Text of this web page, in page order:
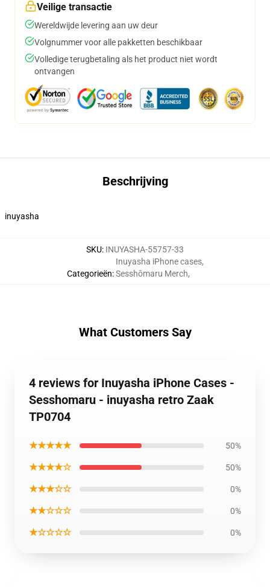
Veilige transactie
Wereldwijde levering aan uw deur
Volgnummer voor alle pakketten beschikbaar
Volledige terugbetaling als het product niet wordt
ontvangen
Beschrijving
inuyasha
SKU: INUYASHA-55757-33
Categorieën:
Inuyasha iPhone cases,
Sesshōmaru Merch,
What Customers Say
4 reviews for Inuyasha iPhone Cases -
Sesshomaru - inuyasha retro Zaak
TP0704
★★★★★ 50%
★★★★☆ 50%
★★★☆☆ 0%
★★☆☆☆ 0%
★☆☆☆☆ 0%